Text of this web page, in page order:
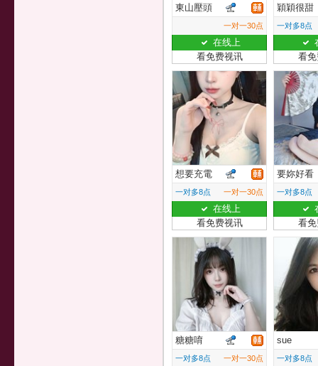
東山壓頭
一对一30点
在线上
看免费视讯
穎穎很甜
一对多8点
看
想要充電
一对多8点 一对一30点
在线上
看免费视讯
要妳好看
一对多8点
看
糖糖唷
一对多8点 一对一30点
sue
一对多8点